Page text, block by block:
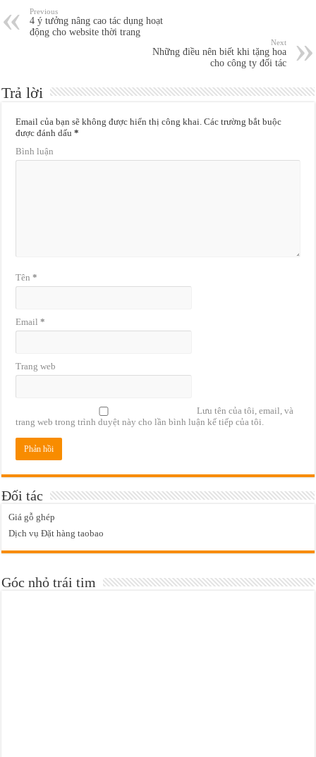
Previous
4 ý tưởng nâng cao tác dụng hoạt
động cho website thời trang
Next
Những điều nên biết khi tặng hoa
cho công ty đối tác
Trả lời
Email của bạn sẽ không được hiển thị công khai. Các trường bắt buộc
được đánh dấu*
Bình luận
Tên*
Email*
Trang web
Lưu tên của tôi, email, và
trang web trong trình duyệt này cho lần bình luận kế tiếp của tôi.
Đối tác
Giá gỗ ghép
Dịch vụ Đặt hàng taobao
Góc nhỏ trái tim